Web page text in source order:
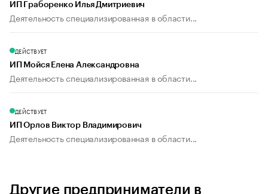
ИП Граборенко Илья Дмитриевич
Деятельность специализированная в области...
ДЕЙСТВУЕТ
ИП Мойся Елена Александровна
Деятельность специализированная в области...
ДЕЙСТВУЕТ
ИП Орлов Виктор Владимирович
Деятельность специализированная в области...
Другие предприниматели в